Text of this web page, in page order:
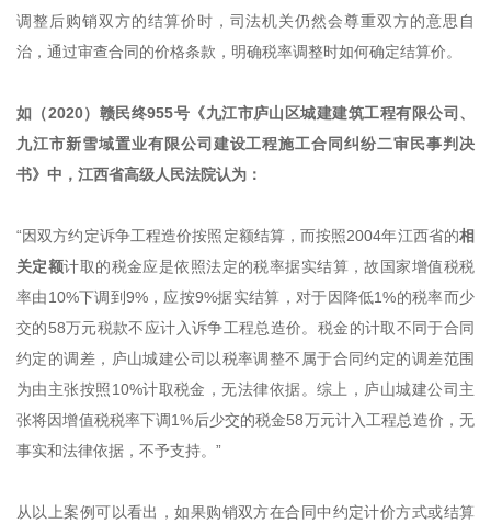
调整后购销双方的结算价时，司法机关仍然会尊重双方的意思自
治，通过审查合同的价格条款，明确税率调整时如何确定结算价。
如（2020）赣民终955号《九江市庐山区城建建筑工程有限公司、
九江市新雪域置业有限公司建设工程施工合同纠纷二审民事判决
书》中，江西省高级人民法院认为：
“因双方约定诉争工程造价按照定额结算，而按照2004年江西省的相
关定额计取的税金应是依照法定的税率据实结算，故国家增值税税
率由10%下调到9%，应按9%据实结算，对于因降低1%的税率而少
交的58万元税款不应计入诉争工程总造价。税金的计取不同于合同
约定的调差，庐山城建公司以税率调整不属于合同约定的调差范围
为由主张按照10%计取税金，无法律依据。综上，庐山城建公司主
张将因增值税税率下调1%后少交的税金58万元计入工程总造价，无
事实和法律依据，不予支持。”
从以上案例可以看出，如果购销双方在合同中约定计价方式或结算